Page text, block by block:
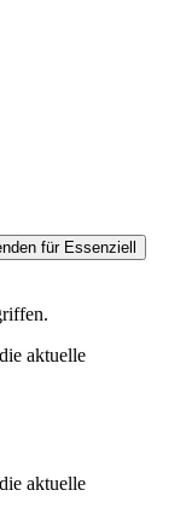
für Essenziell
aktuelle
aktuelle